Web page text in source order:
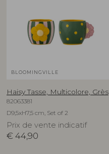
BLOOMINGVILLE
Haisy Tasse, Multicolore, Grès
82063381
D9,5xH7,5 cm, Set of 2
Prix de vente indicatif
€ 44,90